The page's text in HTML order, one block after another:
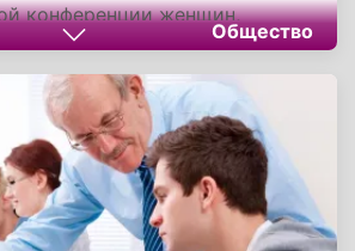
конференции женщин,
Дар-эс-Саламе в
долгих лет рабства и
женщина стала по
свое место в обществе,
мире дефилируют
политикой и меняют
Общество